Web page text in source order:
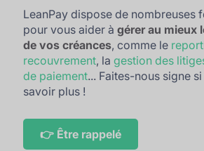
LeanPay dispose de nombreuses
pour vous aider àgérer au mieux
de vos créances, comme le
recouvrement, lagestion des
de paiement... Faites-nous signe
savoir plus !
👉 Être rappelé